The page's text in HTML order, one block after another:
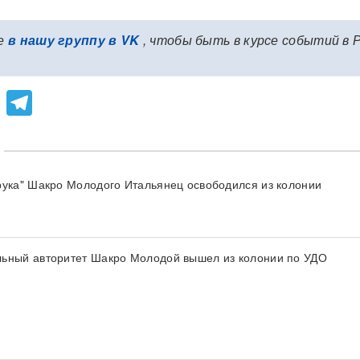
в нашу группу в VK, чтобы быть в курсе событий в
Viber
Шакро Молодого Итальянец освободился из колонии
авторитет Шакро Молодой вышел из колонии по УДО